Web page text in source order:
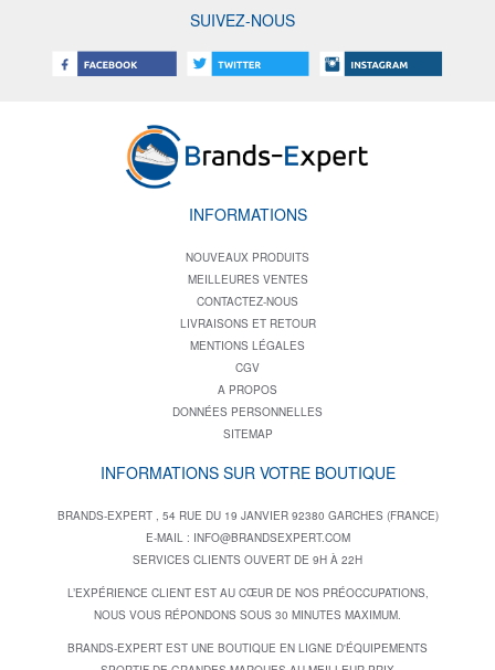
SUIVEZ-NOUS
INFORMATIONS
NOUVEAUX PRODUITS
MEILLEURES VENTES
CONTACTEZ-NOUS
LIVRAISONS ET RETOUR
MENTIONS LÉGALES
CGV
A PROPOS
DONNÉES PERSONNELLES
SITEMAP
INFORMATIONS SUR VOTRE BOUTIQUE
BRANDS-EXPERT , 54 RUE DU 19 JANVIER 92380 GARCHES (FRANCE)
E-MAIL : INFO@BRANDSEXPERT.COM
SERVICES CLIENTS OUVERT DE 9H À 22H
L’EXPÉRIENCE CLIENT EST AU CŒUR DE NOS PRÉOCCUPATIONS,
NOUS VOUS RÉPONDONS SOUS 30 MINUTES MAXIMUM.
BRANDS-EXPERT EST UNE BOUTIQUE EN LIGNE D'ÉQUIPEMENTS